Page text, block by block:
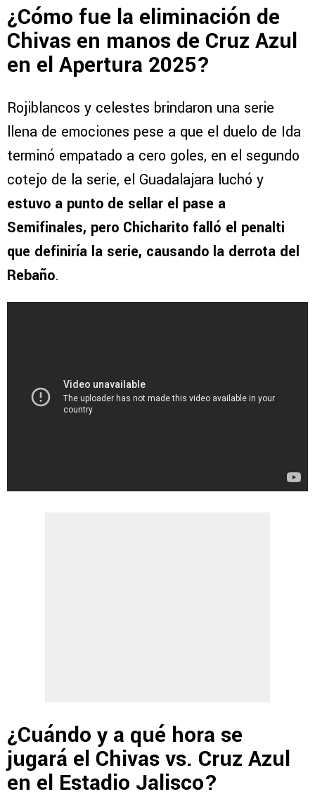
¿Cómo fue la eliminación de
Chivas en manos de Cruz Azul
en el Apertura 2025?
Rojiblancos y celestes brindaron una serie
llena de emociones pese a que el duelo de Ida
terminó empatado a cero goles, en el segundo
cotejo de la serie, el Guadalajara luchó y
estuvo a punto de sellar el pase a
Semifinales, pero Chicharito falló el penalti
que definiría la serie, causando la derrota del
Rebaño.
¿Cuándo y a qué hora se
jugará el Chivas vs. Cruz Azul
en el Estadio Jalisco?